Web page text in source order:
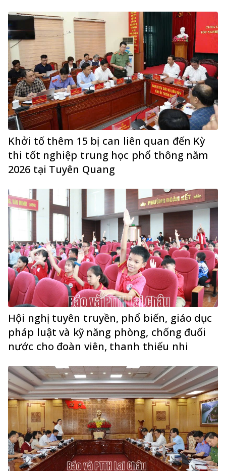
Khởi tố thêm 15 bị can liên quan đến Kỳ
thi tốt nghiệp trung học phổ thông năm
2026 tại Tuyên Quang
Hội nghị tuyên truyền, phổ biến, giáo dục
pháp luật và kỹ năng phòng, chống đuối
nước cho đoàn viên, thanh thiếu nhi